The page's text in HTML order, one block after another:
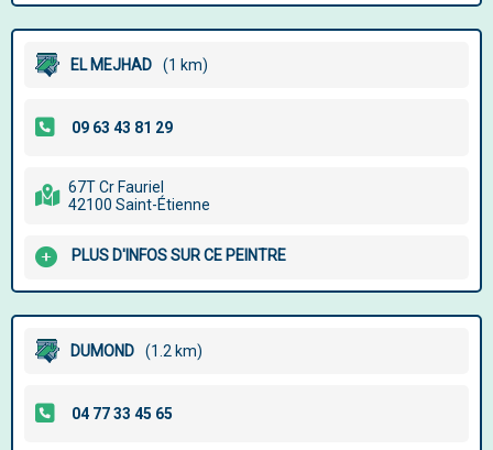
EL MEJHAD (1 km)
67T Cr Fauriel
42100 Saint-Étienne
PLUS D'INFOS SUR CE PEINTRE
DUMOND (1.2 km)